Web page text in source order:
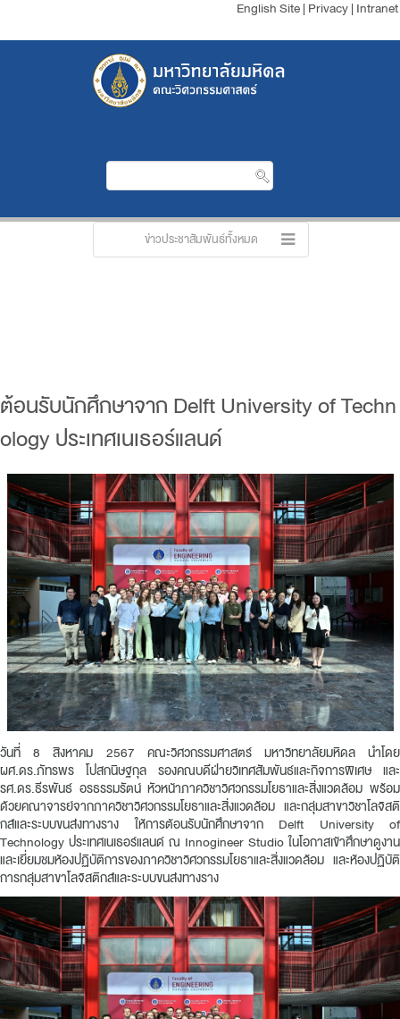
English Site| Privacy| Intranet
ข่าวประชาสัมพันธ์ทั้งหมด
ต้อนรับนักศึกษาจาก Delft University of Techn
ology ประเทศเนเธอร์แลนด์
วันที่ 8 สิงหาคม 2567 คณะวิศวกรรมศาสตร์ มหาวิทยาลัยมหิดล นำโดย
ผศ.ดร.ภัทรพร โปสกนิษฐกุล รองคณบดีฝ่ายวิเทศสัมพันธ์และกิจการพิเศษ และ
รศ.ดร.ธีรพันธ์ อรธรรมรัตน์ หัวหน้าภาควิชาวิศวกรรมโยธาและสิ่งแวดล้อม พร้อม
ด้วยคณาจารย์จากภาควิชาวิศวกรรมโยธาและสิ่งแวดล้อม และกลุ่มสาขาวิชาโลจิสติ
กส์และระบบขนส่งทางราง ให้การต้อนรับนักศึกษาจาก Delft University of
Technology ประเทศเนเธอร์แลนด์ ณ Innogineer Studio ในโอกาสเข้าศึกษาดูงาน
และเยี่ยมชมห้องปฏิบัติการของภาควิชาวิศวกรรมโยธาและสิ่งแวดล้อม และห้องปฏิบัติ
การกลุ่มสาขาโลจิสติกส์และระบบขนส่งทางราง